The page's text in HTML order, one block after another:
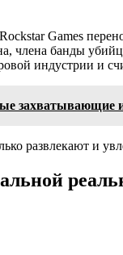
Games
члена банды убийц
индустрии и
захватывающие
развлекают и